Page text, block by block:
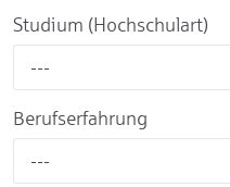
Studium (Hochschulart)
---
Berufserfahrung
---